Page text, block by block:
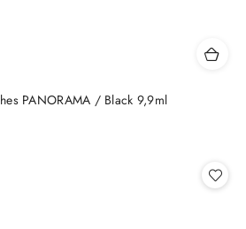
PANORAMA / Black 9,9ml